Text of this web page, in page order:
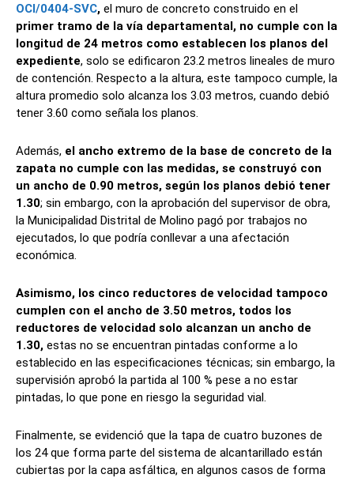
OCI/0404-SVC, el muro de concreto construido en el
primer tramo de la vía departamental, no cumple con la
longitud de 24 metros como establecen los planos del
expediente, solo se edificaron 23.2 metros lineales de muro
de contención. Respecto a la altura, este tampoco cumple, la
altura promedio solo alcanza los 3.03 metros, cuando debió
tener 3.60 como señala los planos.
Además, el ancho extremo de la base de concreto de la
zapata no cumple con las medidas, se construyó con
un ancho de 0.90 metros, según los planos debió tener
1.30; sin embargo, con la aprobación del supervisor de obra,
la Municipalidad Distrital de Molino pagó por trabajos no
ejecutados, lo que podría conllevar a una afectación
económica.
Asimismo, los cinco reductores de velocidad tampoco
cumplen con el ancho de 3.50 metros, todos los
reductores de velocidad solo alcanzan un ancho de
1.30, estas no se encuentran pintadas conforme a lo
establecido en las especificaciones técnicas; sin embargo, la
supervisión aprobó la partida al 100 % pese a no estar
pintadas, lo que pone en riesgo la seguridad vial.
Finalmente, se evidenció que la tapa de cuatro buzones de
los 24 que forma parte del sistema de alcantarillado están
cubiertas por la capa asfáltica, en algunos casos de forma